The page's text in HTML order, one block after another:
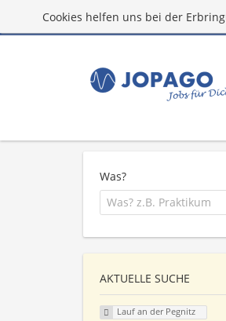
Cookies helfen uns bei der
Was?
AKTUELLE SUCHE
Lauf an der Pegnitz